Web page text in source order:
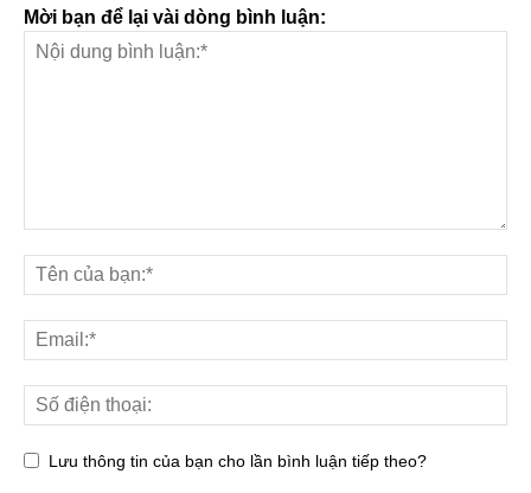
Mời bạn để lại vài dòng bình luận:
Lưu thông tin của bạn cho lần bình luận tiếp theo?